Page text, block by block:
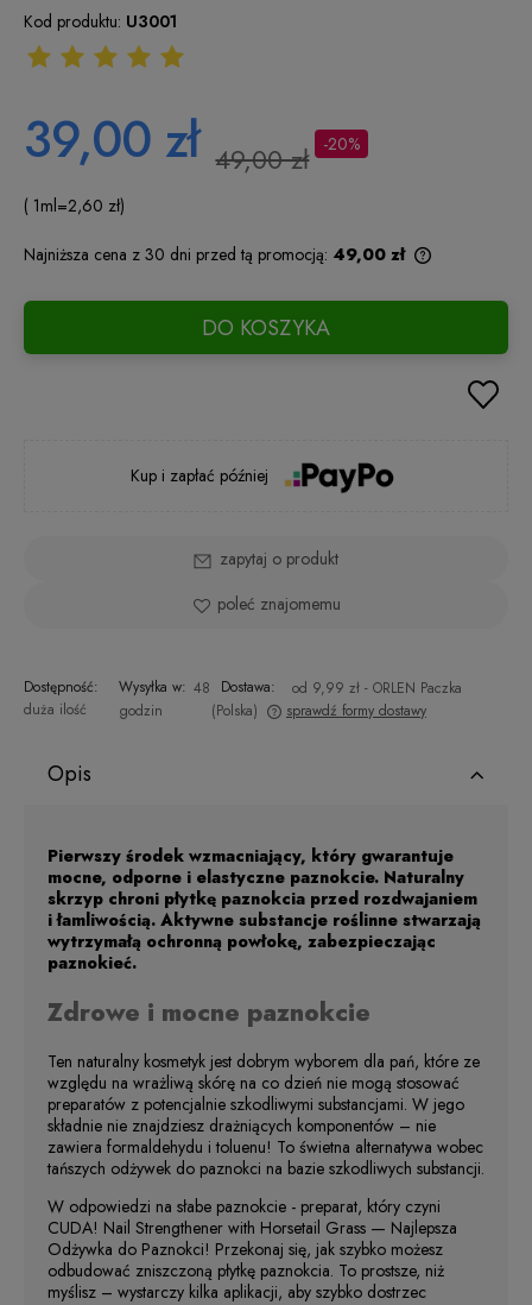
Kod produktu: U3001
39,00 zł 49,00 zł -20%
( 1ml=2,60 zł)
Najniższa cena z 30 dni przed tą promocją: 49,00 zł
niż 30 dni,
pojawił się
DO KOSZYKA
Kup i zapłać później
zapytaj o produkt
poleć znajomemu
Dostępność:
duża ilość
Wysyłka w: 48
godzin
Dostawa: od 9,99 zł - ORLEN Paczka
(Polska)
sprawdź formy dostawy
Opis
Pierwszy środek wzmacniający, który gwarantuje
mocne, odporne i elastyczne paznokcie. Naturalny
skrzyp chroni płytkę paznokcia przed rozdwajaniem
i łamliwością. Aktywne substancje roślinne stwarzają
wytrzymałą ochronną powłokę, zabezpieczając
paznokieć.
Zdrowe i mocne paznokcie
Ten naturalny kosmetyk jest dobrym wyborem dla pań, które ze
względu na wrażliwą skórę na co dzień nie mogą stosować
preparatów z potencjalnie szkodliwymi substancjami. W jego
składnie nie znajdziesz drażniących komponentów – nie
zawiera formaldehydu i toluenu! To świetna alternatywa wobec
tańszych odżywek do paznokci na bazie szkodliwych substancji.
W odpowiedzi na słabe paznokcie - preparat, który czyni
CUDA! Nail Strengthener with Horsetail Grass — Najlepsza
Odżywka do Paznokci! Przekonaj się, jak szybko możesz
odbudować zniszczoną płytkę paznokcia. To prostsze, niż
myślisz – wystarczy kilka aplikacji, aby szybko dostrzec